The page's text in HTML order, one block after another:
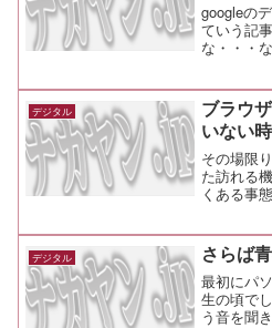
googleの
ていう記
な・・・
利なソフ
クロス
サーチは
メーラが
未対応だ
デジタル
ブラウ
いない時
その場限
た訪れる
くある事
覚えてい
れたなん
のの、た
ワードロ
デジタル さらば
最初にパ
生の頃で
う音を聞